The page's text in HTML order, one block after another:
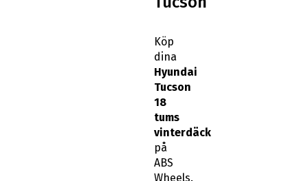
dina
Hyundai
Tucson
18
tums
vinterdäck
på
ABS
Wheels.